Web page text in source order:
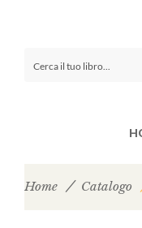
Home Catalogo